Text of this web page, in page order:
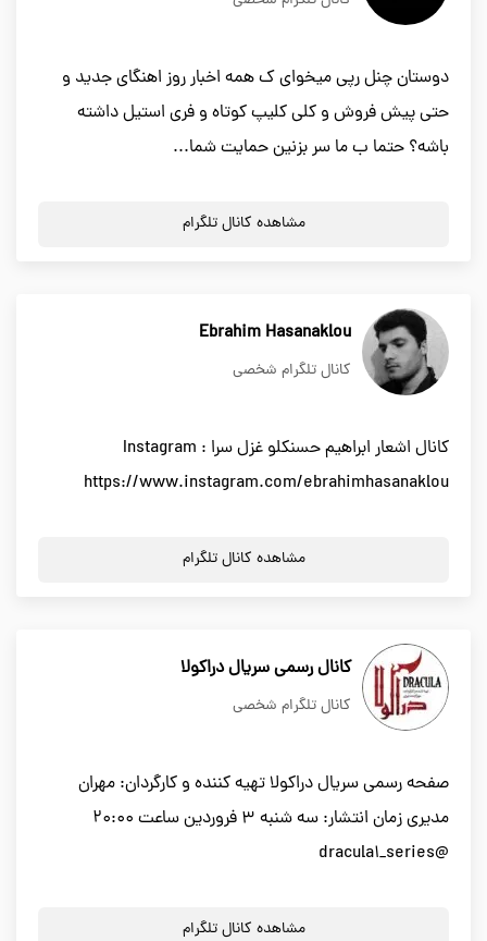
دوستان چنل رپی میخوای ک همه اخبار روز اهنگای جدید و
حتی پیش فروش و کلی کلیپ کوتاه و فری استیل داشته
باشه؟ حتما ب ما سر بزنین حمایت شما...
مشاهده کانال تلگرام
Ebrahim Hasanaklou
کانال تلگرام شخصی
کانال اشعار ابراهیم حسنکلو غزل سرا : Instagram
https://www.instagram.com/ebrahimhasanaklou
مشاهده کانال تلگرام
کانال رسمی سریال دراکولا
کانال تلگرام شخصی
صفحه رسمی سریال دراکولا تهیه کننده و کارگردان: مهران
مدیری زمان انتشار: سه شنبه ۳ فروردین ساعت ۲۰:۰۰
@dracula1_series
مشاهده کانال تلگرام